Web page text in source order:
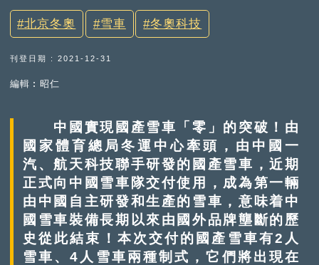
北京冬奧 雪車 冬奧科技
刊登日期 : 2021-12-31
編輯︰昭仁
中國實現國產雪車「零」的突破！由
國家體育總局冬運中心牽頭，由中國一
汽、航天科技聯手研發的國產雪車，近期
正式向中國雪車隊交付使用，成為第一輛
由中國自主研發和生產的雪車，意味着中
國雪車裝備長期以來由國外品牌壟斷的歷
史從此結束！本次交付的國產雪車有2人
雪車、4人雪車兩種制式，它們將出現在